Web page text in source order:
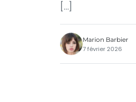
[…]
Marion Barbier
7 février 2026